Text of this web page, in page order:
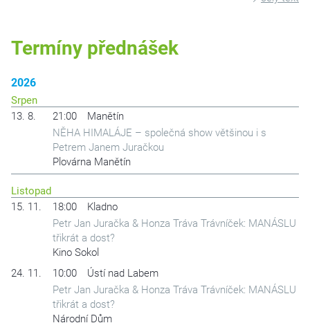
Termíny přednášek
2026
Srpen
13. 8.
21:00
Manětín
NĚHA HIMALÁJE – společná show většinou i s
Petrem Janem Juračkou
Plovárna Manětín
Listopad
15. 11.
18:00
Kladno
Petr Jan Juračka & Honza Tráva Trávníček: MANÁSLU
třikrát a dost?
Kino Sokol
24. 11.
10:00
Ústí nad Labem
Petr Jan Juračka & Honza Tráva Trávníček: MANÁSLU
třikrát a dost?
Národní Dům